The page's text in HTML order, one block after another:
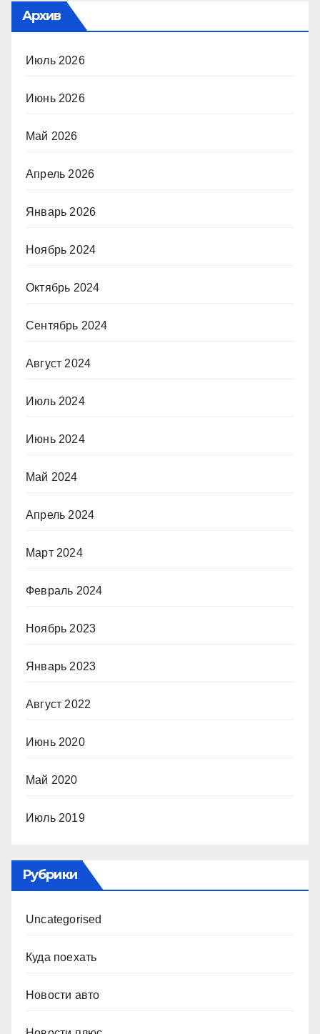
Архив
Июль 2026
Июнь 2026
Май 2026
Апрель 2026
Январь 2026
Ноябрь 2024
Октябрь 2024
Сентябрь 2024
Август 2024
Июль 2024
Июнь 2024
Май 2024
Апрель 2024
Март 2024
Февраль 2024
Ноябрь 2023
Январь 2023
Август 2022
Июнь 2020
Май 2020
Июль 2019
Рубрики
Uncategorised
Куда поехать
Новости авто